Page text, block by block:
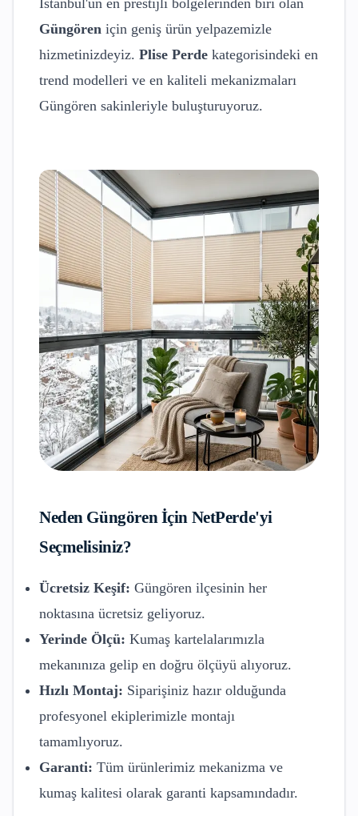
İstanbul'un en prestijli bölgelerinden biri olan
Güngören için geniş ürün yelpazemizle
hizmetinizdeyiz. Plise Perde kategorisindeki en
trend modelleri ve en kaliteli mekanizmaları
Güngören sakinleriyle buluşturuyoruz.
Neden Güngörenİçin NetPerde'yi
Seçmelisiniz?
Ücretsiz Keşif: Güngören ilçesinin her
noktasına ücretsiz geliyoruz.
Yerinde Ölçü: Kumaş kartelalarımızla
mekanınıza gelip en doğru ölçüyü alıyoruz.
Hızlı Montaj: Siparişiniz hazır olduğunda
profesyonel ekiplerimizle montajı
tamamlıyoruz.
Garanti: Tüm ürünlerimiz mekanizma ve
kumaş kalitesi olarak garanti kapsamındadır.